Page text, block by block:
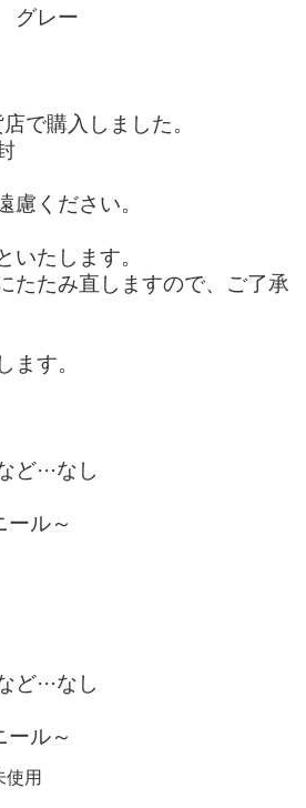
グレー
で購入しました。
慮ください。
いたします。
たたみ直しますので、ご了承
ます。
···なし
ール～
···なし
ール～
使用